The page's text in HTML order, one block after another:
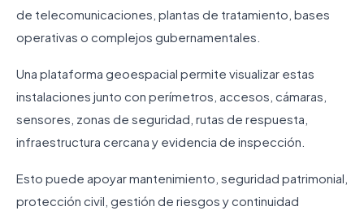
de telecomunicaciones, plantas de tratamiento, bases
operativas o complejos gubernamentales.
Una plataforma geoespacial permite visualizar estas
instalaciones junto con perímetros, accesos, cámaras,
sensores, zonas de seguridad, rutas de respuesta,
infraestructura cercana y evidencia de inspección.
Esto puede apoyar mantenimiento, seguridad patrimonial,
protección civil, gestión de riesgos y continuidad